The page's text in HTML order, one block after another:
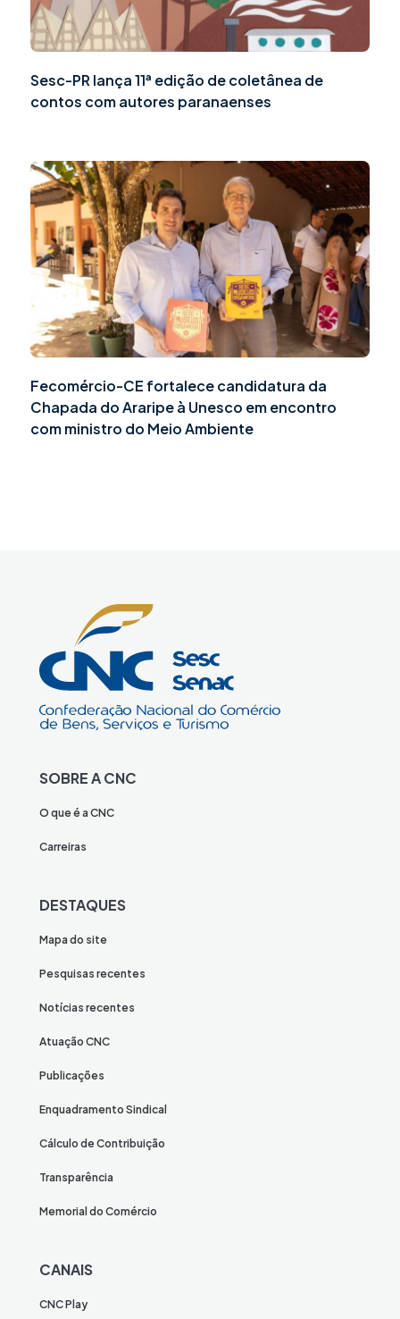
Sesc-PR lança 11ª edição de coletânea de
contos com autores paranaenses
Fecomércio-CE fortalece candidatura da
Chapada do Araripe à Unesco em encontro
com ministro do Meio Ambiente
SOBRE A CNC
O que é a CNC
Carreiras
DESTAQUES
Mapa do site
Pesquisas recentes
Notícias recentes
Atuação CNC
Publicações
Enquadramento Sindical
Cálculo de Contribuição
Transparência
Memorial do Comércio
CANAIS
CNC Play